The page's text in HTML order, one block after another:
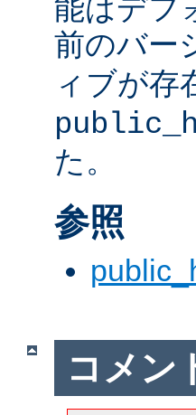
能はデフ
前のバー
ィブが存
た。
参照
コメン